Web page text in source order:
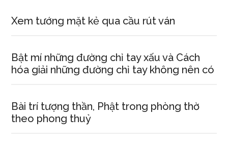
Xem tướng mặt kẻ qua cầu rút ván
Bật mí những đường chỉ tay xấu và Cách
hóa giải những đường chỉ tay không nên có
Bài trí tượng thần, Phật trong phòng thờ
theo phong thuỷ